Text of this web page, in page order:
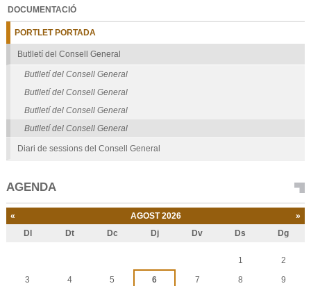
DOCUMENTACIÓ
PORTLET PORTADA
Butlletí del Consell General
Butlletí del Consell General
Butlletí del Consell General
Butlletí del Consell General
Butlletí del Consell General
Diari de sessions del Consell General
AGENDA
« AGOST 2026 »
Dl Dt Dc Dj Dv Ds Dg
1
2
3
4 5 6 7 8
9